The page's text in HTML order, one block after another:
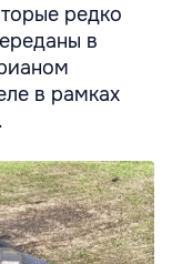
редко
в
в рамках